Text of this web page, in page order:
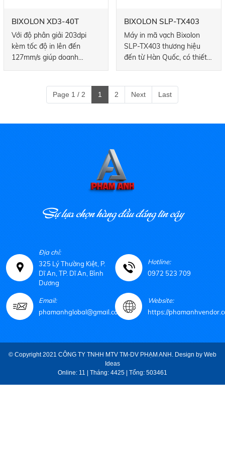
BIXOLON XD3-40T
Với độ phân giải 203dpi
kèm tốc độ in lên đến
127mm/s giúp doanh
kế thân thiện với người
dùng giúp linh động trong
giấy và thay lắp giấy dễ
BIXOLON SLP-TX403
Máy in mã vạch Bixolon
SLP-TX403 thương hiệu
đến từ Hàn Quốc, có thiết
300pi thực hiện hai chế độ
in nhiệt trực tiếp. in nhiệt
diện quy cách tem khi thực
Page 1 / 2 1 2 Next Last
Sự lựa chọn hàng đầu đáng tin cậy
Địa chỉ:
325 Lý Thường Kiệt, P.
Dĩ An, TP. Dĩ An, Bình
Dương
Hotline:
0972 523 709
Email:
phamanhglobal@gmail.com
Website:
https://
© Copyright 2021 CÔNG TY TNHH MTV TM-DV PHẠM ANH. Design by Web
Ideas
Online: 11 | Tháng: 4425 | Tổng: 503461